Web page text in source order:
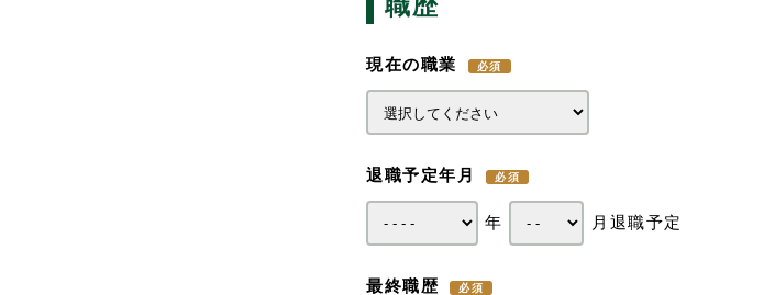
職歴
現在の職業
退職予定年月
最終職歴